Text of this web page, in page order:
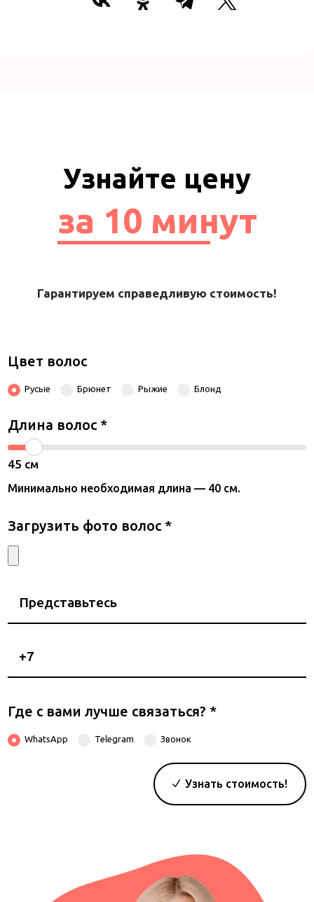
Узнайте цену
за 10 минут
Гарантируем справедливую стоимость!
Цвет волос
Русые Брюнет Рыжие Блонд
Длина волос *
45 см
Минимально необходимая длина — 40 см.
Загрузить фото волос *
телефона
Где с вами лучше связаться? *
WhatsApp Telegram Звонок
Узнать стоимость!